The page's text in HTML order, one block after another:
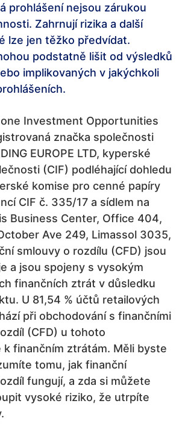
prohlášení nejsou zárukou
Zahrnují rizika a další
lze jen těžko předvídat.
podstatně lišit od výsledků
implikovaných v jakýchkoli
Investment Opportunities
značka společnosti
EUROPE LTD, kyperské
(CIF) podléhající dohledu
komise pro cenné papíry
CIF č. 335/17 a sídlem na
Business Center, Office 404,
Ave 249, Limassol 3035,
smlouvy o rozdílu (CFD) jsou
a jsou spojeny s vysokým
finančních ztrát v důsledku
U 81,54 % účtů retailových
při obchodování s finančními
(CFD) u tohoto
finančním ztrátám. Měli byste
tomu, jak finanční
fungují, a zda si můžete
vysoké riziko, že utrpíte